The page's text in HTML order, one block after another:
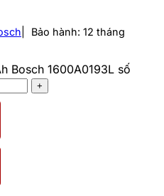
Bảo hành: 12 tháng
Bosch 1600A0193L số